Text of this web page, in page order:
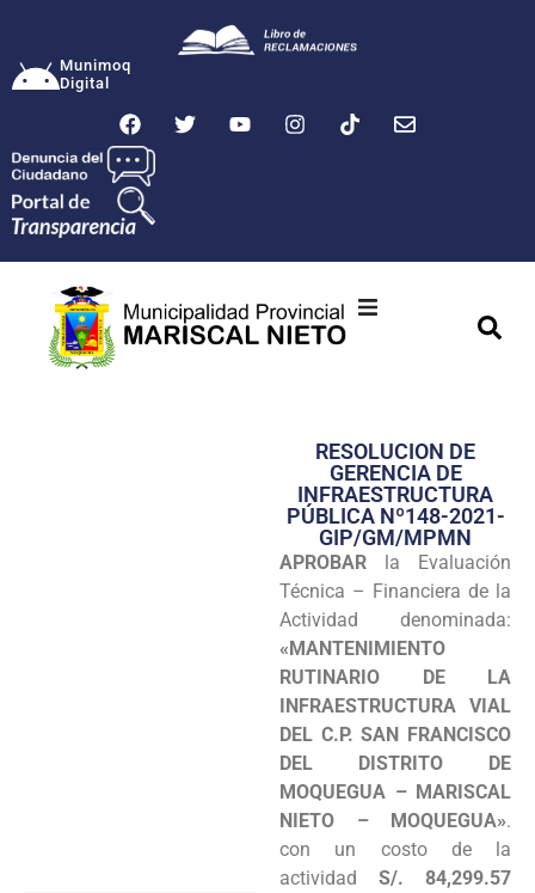
Munimoq
Digital
Transparencia
Seguridad
Programas
Intranet
RESOLUCION DE
GERENCIA DE
INFRAESTRUCTURA
PÚBLICA Nº148-2021-
GIP/GM/MPMN
APROBAR la Evaluación
Técnica – Financiera de la
Actividad denominada:
«MANTENIMIENTO
RUTINARIO DE LA
INFRAESTRUCTURA VIAL
DEL C.P. SAN FRANCISCO
DEL DISTRITO DE
MOQUEGUA – MARISCAL
NIETO – MOQUEGUA».
con un costo de la
actividad S/. 84,299.57